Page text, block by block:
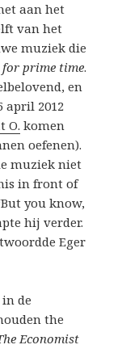
aan het
van het
muziek die
for prime time.
en
2012
O. komen
oefenen).
muziek niet
in front of
you know,
hij verder.
Eger
de
the
Economist